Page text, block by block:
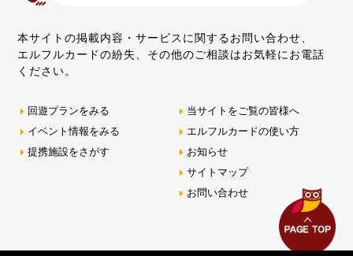
本サイトの掲載内容・サービスに関するお問い合わせ、
エルフルカードの紛失、その他のご相談はお気軽にお電話
ください。
回遊プランをみる
イベント情報をみる
提携施設をさがす
当サイトをご覧の皆様へ
エルフルカードの使い方
お知らせ
サイトマップ
お問い合わせ